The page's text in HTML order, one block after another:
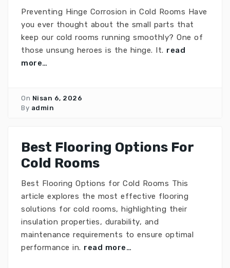
Preventing Hinge Corrosion in Cold Rooms Have
you ever thought about the small parts that
keep our cold rooms running smoothly? One of
those unsung heroes is the hinge. It. read
more…
On Nisan 6, 2026
By admin
Best Flooring Options For
Cold Rooms
Best Flooring Options for Cold Rooms This
article explores the most effective flooring
solutions for cold rooms, highlighting their
insulation properties, durability, and
maintenance requirements to ensure optimal
performance in. read more…